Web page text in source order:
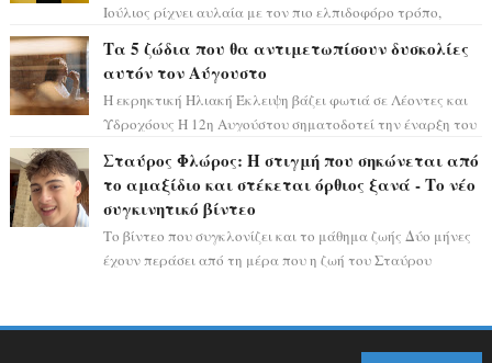
Ιούλιος ρίχνει αυλαία με τον πιο ελπιδοφόρο τρόπο,
Τα 5 ζώδια που θα αντιμετωπίσουν δυσκολίες
αυτόν τον Αύγουστο
Η εκρηκτική Ηλιακή Έκλειψη βάζει φωτιά σε Λέοντες και
Υδροχόους Η 12η Αυγούστου σηματοδοτεί την έναρξη του
Σταύρος Φλώρος: Η στιγμή που σηκώνεται από
το αμαξίδιο και στέκεται όρθιος ξανά - Το νέο
συγκινητικό βίντεο
Το βίντεο που συγκλονίζει και το μάθημα ζωής Δύο μήνες
έχουν περάσει από τη μέρα που η ζωή του Σταύρου